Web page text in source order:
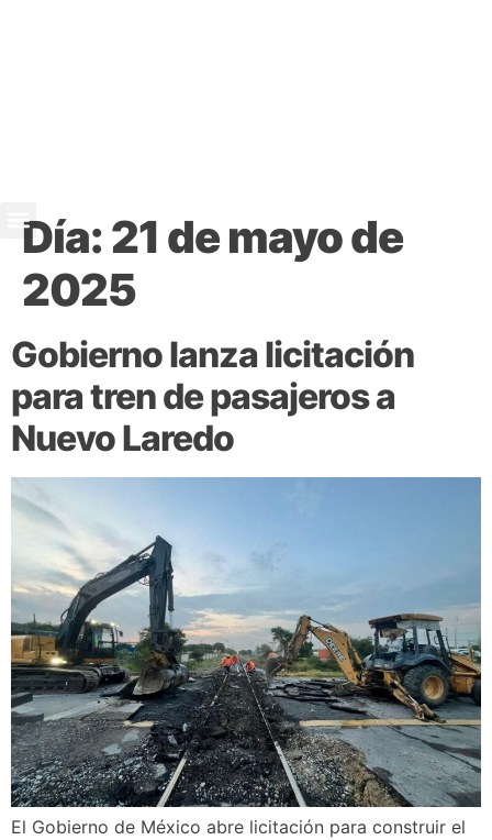
Día:21 de mayo de
2025
Gobierno lanza licitación
para tren de pasajeros a
Nuevo Laredo
El Gobierno de México abre licitación para construir el